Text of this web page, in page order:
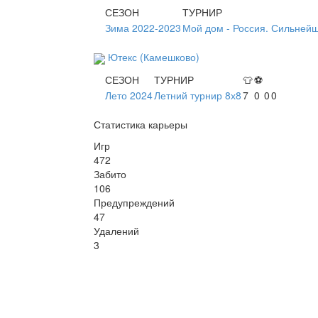
СЕЗОН
ТУРНИР
Зима 2022-2023 Мой дом - Россия.
Ютекс (Камешково)
СЕЗОН
ТУРНИР 👕⚽
Лето 2024Летний турнир 8х87 0 00
Статистика карьеры
Игр
472
Забито
106
Предупреждений
47
Удалений
3